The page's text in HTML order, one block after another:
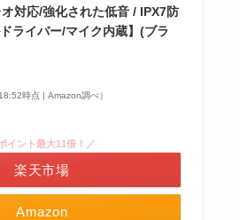
対応/強化された低音 / IPX7防
ライバー/マイク内蔵】(ブラ
時点 | Amazon調べ）
Amazon
イント最大11倍！／
楽天市場